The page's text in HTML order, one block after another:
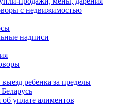
с недвижимостью
надписи
ребенка за пределы
уплате алиментов